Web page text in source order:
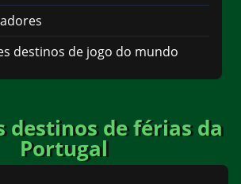
destinos de jogo do mundo
destinos de férias da
Portugal